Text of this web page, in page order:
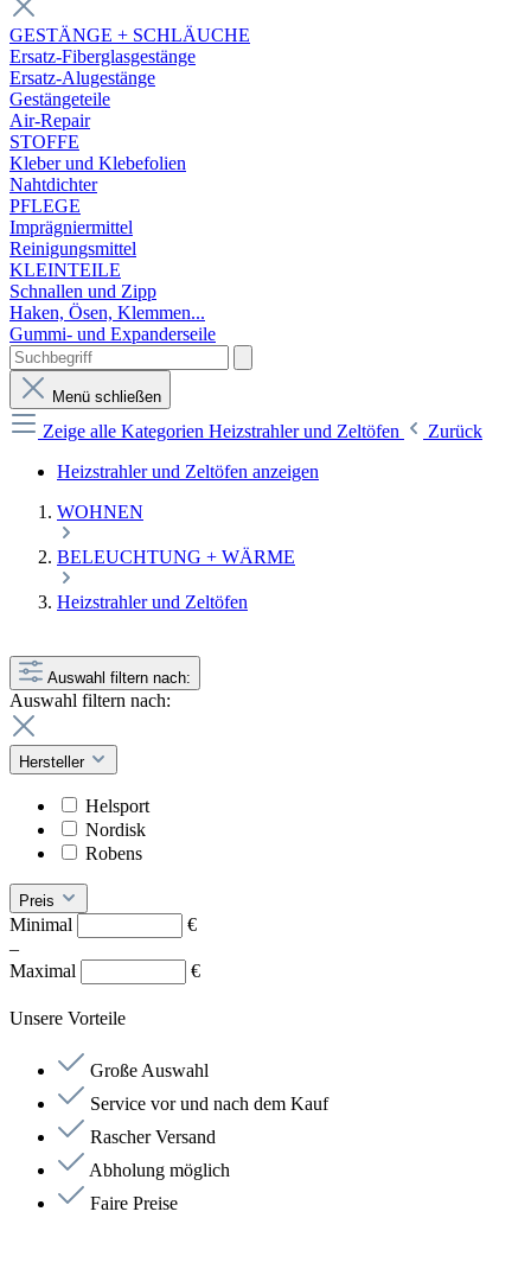
GESTÄNGE + SCHLÄUCHE
Ersatz-Fiberglasgestänge
Ersatz-Alugestänge
Gestängeteile
Air-Repair
STOFFE
Kleber und Klebefolien
Nahtdichter
PFLEGE
Imprägniermittel
Reinigungsmittel
KLEINTEILE
Schnallen und Zipp
Haken, Ösen, Klemmen...
Gummi- und Expanderseile
Menü schließen
Zeige alle Kategorien Heizstrahler und Zeltöfen
Zurück
Heizstrahler und Zeltöfen anzeigen
WOHNEN
BELEUCHTUNG + WÄRME
Heizstrahler und Zeltöfen
Auswahl filtern nach:
Auswahl filtern nach:
Hersteller
Helsport
Nordisk
Robens
Preis
Minimal
€
–
Maximal
€
Unsere Vorteile
Große Auswahl
Service vor und nach dem Kauf
Rascher Versand
Abholung möglich
Faire Preise